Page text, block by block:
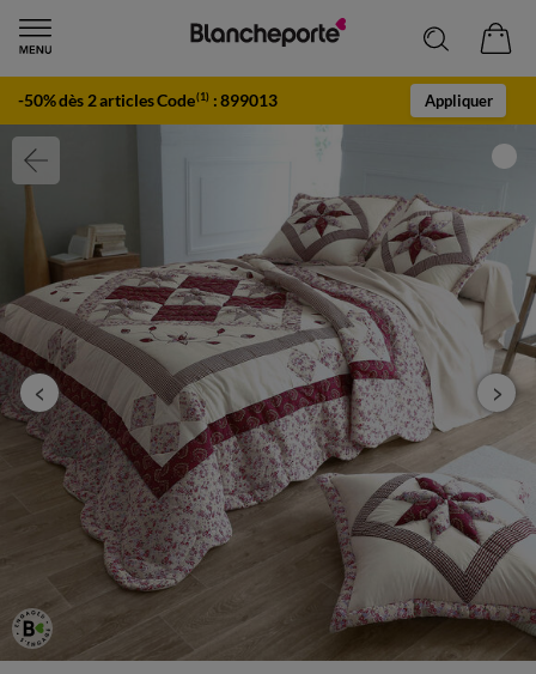
-50% dès 2 articles Code(1) :899013 Appliquer